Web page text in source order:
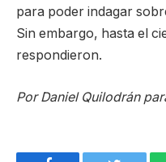
para poder indagar
Sin embargo, hasta el
respondieron.
Por Daniel Quilodrán